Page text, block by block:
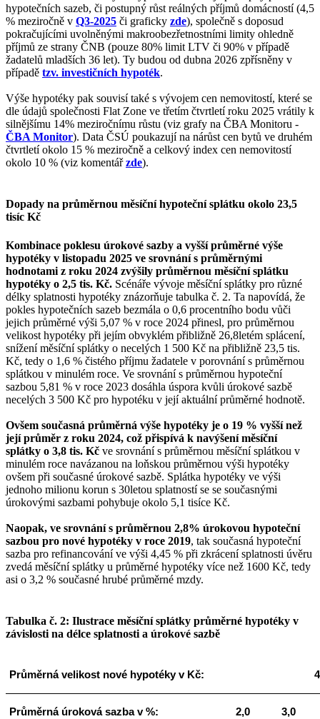
hypotečních sazeb, či postupný růst reálných příjmů domácností (4,5
% meziročně v Q3-2025 či graficky zde), společně s doposud
pokračujícími uvolněnými makroobezřetnostními limity ohledně
příjmů ze strany ČNB (pouze 80% limit LTV či 90% v případě
žadatelů mladších 36 let). Ty budou od dubna 2026 zpřísněny v
případě tzv. investičních hypoték.
Výše hypotéky pak souvisí také s vývojem cen nemovitostí, které se
dle údajů společnosti Flat Zone ve třetím čtvrtletí roku 2025 vrátily k
silnějšímu 14% meziročnímu růstu (viz grafy na ČBA Monitoru -
ČBA Monitor). Data ČSÚ poukazují na nárůst cen bytů ve druhém
čtvrtletí okolo 15 % meziročně a celkový index cen nemovitostí
okolo 10 % (viz komentářzde).
Dopady na průměrnou měsíční hypoteční splátku okolo 23,5
tisíc Kč
Kombinace poklesu úrokové sazby a vyšší průměrné výše
hypotéky v listopadu 2025 ve srovnání s průměrnými
hodnotami z roku 2024 zvýšily průměrnou měsíční splátku
hypotéky o 2,5 tis. Kč. Scénáře vývoje měsíční splátky pro různé
délky splatnosti hypotéky znázorňuje tabulka č. 2. Ta napovídá, že
pokles hypotečních sazeb bezmála o 0,6 procentního bodu vůči
jejich průměrné výši 5,07 % v roce 2024 přinesl, pro průměrnou
velikost hypotéky při jejím obvyklém přibližně 26,8letém splácení,
snížení měsíční splátky o necelých 1 500 Kč na přibližně 23,5 tis.
Kč, tedy o 1,6 % čistého příjmu žadatele v porovnání s průměrnou
splátkou v minulém roce. Ve srovnání s průměrnou hypoteční
sazbou 5,81 % v roce 2023 dosáhla úspora kvůli úrokové sazbě
necelých 3 500 Kč pro hypotéku v její aktuální průměrné hodnotě.
Ovšem současná průměrná výše hypotéky je o 19 % vyšší než
její průměr z roku 2024, což přispívá k navýšení měsíční
splátky o 3,8 tis. Kč ve srovnání s průměrnou měsíční splátkou v
minulém roce navázanou na loňskou průměrnou výši hypotéky
ovšem při současné úrokové sazbě. Splátka hypotéky ve výši
jednoho milionu korun s 30letou splatností se se současnými
úrokovými sazbami pohybuje okolo 5,1 tisíce Kč.
Naopak, ve srovnání s průměrnou 2,8% úrokovou hypoteční
sazbou pro nové hypotéky v roce 2019, tak současná hypoteční
sazba pro refinancování ve výši 4,45 % při zkrácení splatnosti úvěru
zvedá měsíční splátky u průměrné hypotéky více než 1600 Kč, tedy
asi o 3,2 % současné hrubé průměrné mzdy.
Tabulka č. 2: Ilustrace měsíční splátky průměrné hypotéky v
závislosti na délce splatnosti a úrokové sazbě
Průměrná velikost nové hypotéky v Kč:
Průměrná úroková sazba v %: 2,0 3,0